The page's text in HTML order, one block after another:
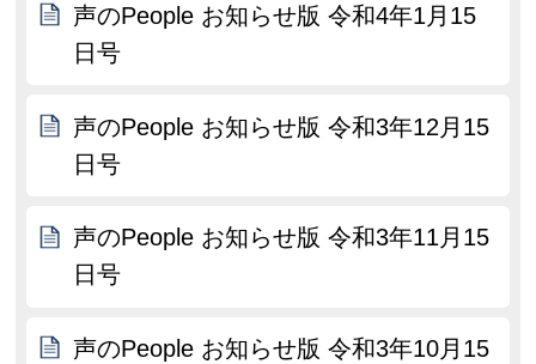
声のPeople お知らせ版 令和4年1月15
日号
声のPeople お知らせ版 令和3年12月15
日号
声のPeople お知らせ版 令和3年11月15
日号
声のPeople お知らせ版 令和3年10月15